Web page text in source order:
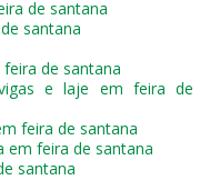
de santana
santana
de santana
e laje em feira de
feira de santana
em feira de santana
santana